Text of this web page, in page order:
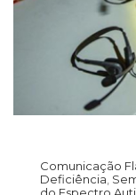
Comunicação
Deficiência
do Espectro